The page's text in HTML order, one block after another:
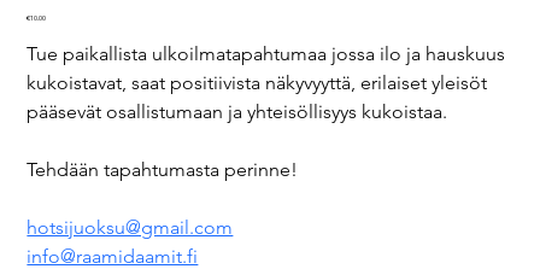
Price
€10.00
Tue paikallista ulkoilmatapahtumaa jossa ilo ja hauskuus
kukoistavat, saat positiivista näkyvyyttä, erilaiset yleisöt
pääsevät osallistumaan ja yhteisöllisyys kukoistaa.
Tehdään tapahtumasta perinne!
hotsijuoksu@gmail.com
info@raamidaamit.fi